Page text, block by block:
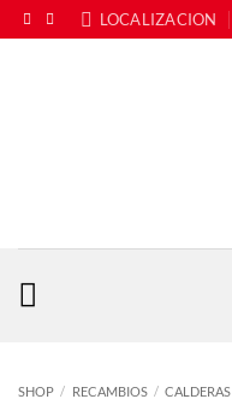
Saltar
al
LOCALIZACION
SHOP / RECAMBIOS / CALDERAS